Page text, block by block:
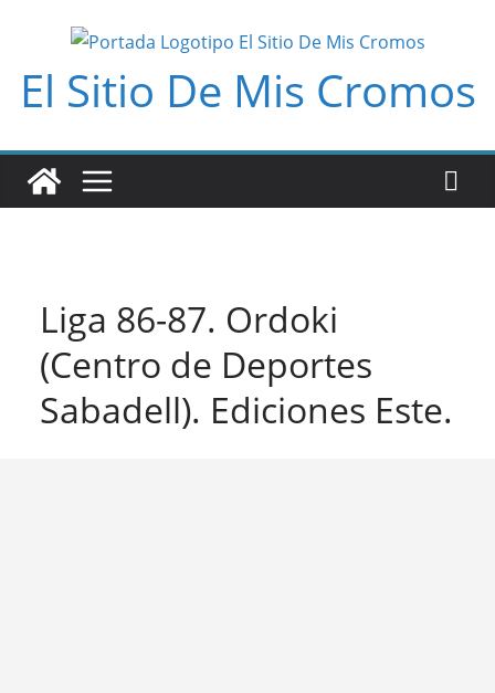
contenido
El Sitio De Mis Cromos
Liga 86-87. Ordoki
(Centro de Deportes
Sabadell). Ediciones Este.